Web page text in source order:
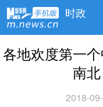
时政
各地欢度第一
南
2018-